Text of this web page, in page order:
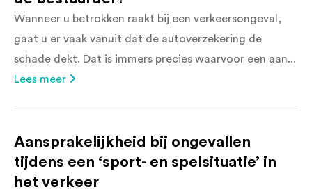
Wanneer u betrokken raakt bij een verkeersongeval,
gaat u er vaak vanuit dat de autoverzekering de
schade dekt. Dat is immers precies waarvoor een aan...
Lees meer
Aansprakelijkheid bij ongevallen
tijdens een ‘sport- en spelsituatie’ in
het verkeer